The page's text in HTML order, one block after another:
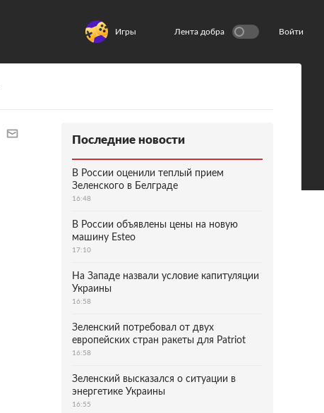
Игры Лента добра Войти
Последние новости
В России оценили теплый прием
Зеленского в Белграде
16:48
В России объявлены цены на новую
машину Esteo
17:10
На Западе назвали условие капитуляции
Украины
16:58
Зеленский потребовал от двух
европейских стран ракеты для Patriot
16:58
Зеленский высказался о ситуации в
энергетике Украины
16:55